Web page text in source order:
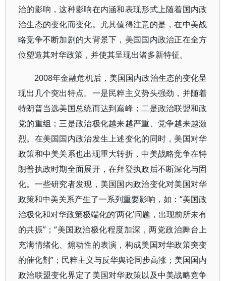
治的影响，这种影响在内涵和表现形式上随着国内政
治生态的变化而变化。尤其值得注意的是，在中美战
略竞争不断加剧的大背景下，美国国内政治正在全方
位塑造其对华政策，并使其呈现出诸多新特征。
2008年金融危机后，美国国内政治生态的变化呈
现出几个突出特点。一是民粹主义势头强劲，并随着
特朗普当选美国总统而达到巅峰；二是政治联盟和政
党的重组；三是政治极化越来越严重、党争越来越激
烈。在美国国内政治发生上述变化的同时，美国对华
政策和中美关系也出现重大转折，中美战略竞争在特
朗普执政时期全面展开，在拜登执政后不断深化与固
化。一些研究者发现，美国国内政治变化对美国对华
政策和中美关系产生了一系列重要影响，如：“美国政
治极化和对华政策极端化的‘两化’问题，出现前所未有
的共振”；“美国政治极化程度加深，两党政治舞台上
充满情绪化、煽动性的表演，构成美国对华政策突变
的催化剂”；民粹主义与反华舆论同步高涨；美国国内
政治联盟变化界定了美国对华政策以及中美战略竞争